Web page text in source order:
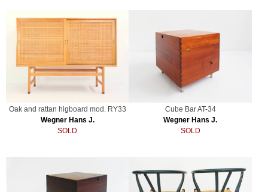
Oak and rattan higboard mod. RY33
Wegner Hans J.
SOLD
Cube Bar AT-34
Wegner Hans J.
SOLD